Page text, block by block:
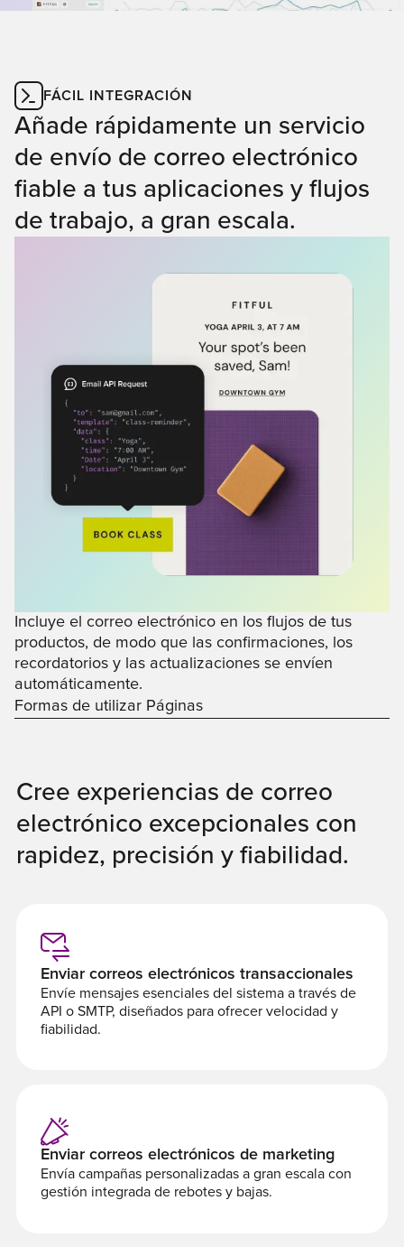
FÁCIL INTEGRACIÓN
Añade rápidamente un servicio
de envío de correo electrónico
fiable a tus aplicaciones y flujos
de trabajo, a gran escala.
Incluye el correo electrónico en los flujos de tus
productos, de modo que las confirmaciones, los
recordatorios y las actualizaciones se envíen
automáticamente.
Formas de utilizar Páginas
Cree experiencias de correo
electrónico excepcionales con
rapidez, precisión y fiabilidad.
Enviar correos electrónicos transaccionales
Envíe mensajes esenciales del sistema a través de
API o SMTP, diseñados para ofrecer velocidad y
fiabilidad.
Enviar correos electrónicos de marketing
Envía campañas personalizadas a gran escala con
gestión integrada de rebotes y bajas.